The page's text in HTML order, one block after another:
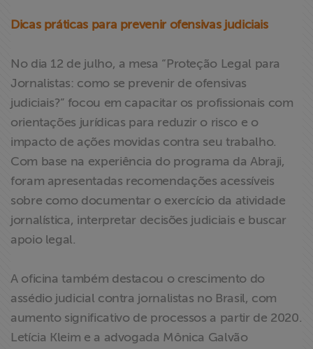
Dicas práticas para prevenir ofensivas judiciais
No dia 12 de julho, a mesa “Proteção Legal para
Jornalistas: como se prevenir de ofensivas
judiciais?” focou em capacitar os profissionais com
orientações jurídicas para reduzir o risco e o
impacto de ações movidas contra seu trabalho.
Com base na experiência do programa da Abraji,
foram apresentadas recomendações acessíveis
sobre como documentar o exercício da atividade
jornalística, interpretar decisões judiciais e buscar
apoio legal.
A oficina também destacou o crescimento do
assédio judicial contra jornalistas no Brasil, com
aumento significativo de processos a partir de 2020.
Letícia Kleim e a advogada Mônica Galvão